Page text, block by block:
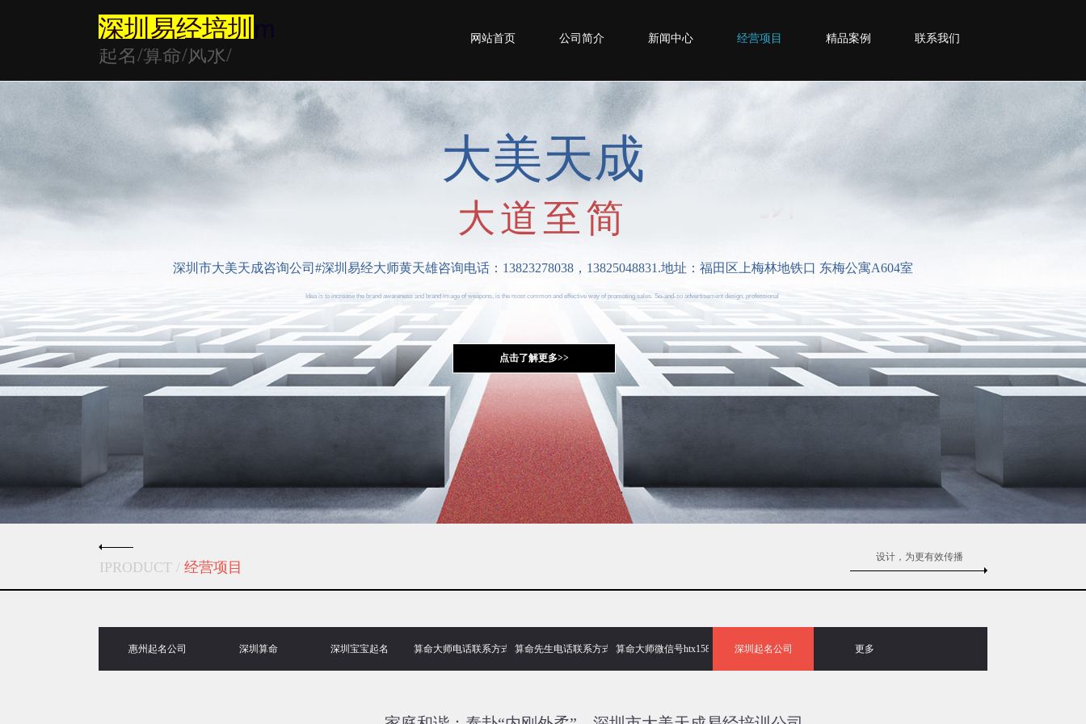
大道至简
大美天成
点击了解更多>>
深圳市大美天成咨询公司#深圳易经大师黄天雄咨询电话：13823278038，13825048831.地址：福田区上梅林地铁口 东梅公寓A604室
Idea is to increase the brand awareness and brand image of weapons, is the most common and effective way of promoting sales. So-and-so advertisement design, professional
设计，为更有效传播
IPRODUCT / 经营项目
惠州起名公司 深圳算命 深圳宝宝起名 算命大师电话联系方式 算命先生电话联系方式 算命大师微信号htx158 深圳起名公司 更多
网站首页 公司简介 新闻中心 经营项目 精品案例 联系我们
起名/算命/风水/
深圳易经培圳